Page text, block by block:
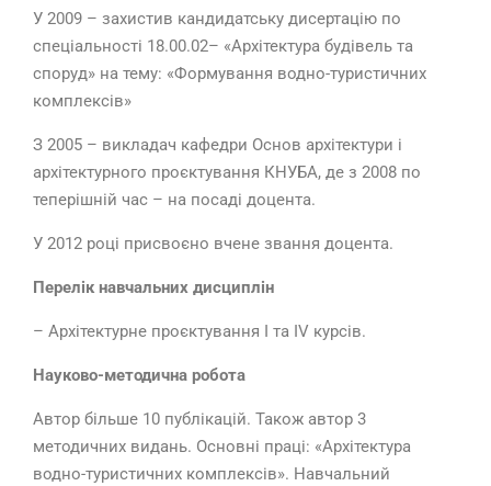
У 2009 – захистив кандидатську дисертацію по
спеціальності 18.00.02– «Архітектура будівель та
споруд» на тему: «Формування водно-туристичних
комплексів»
З 2005 – викладач кафедри Основ архітектури і
архітектурного проєктування КНУБА, де з 2008 по
теперішній час – на посаді доцента.
У 2012 році присвоєно вчене звання доцента.
Перелік навчальних дисциплін
– Архітектурне проєктування І та ІV курсів.
Науково-методична робота
Автор більше 10 публікацій. Також автор 3
методичних видань. Основні праці: «Архітектура
водно-туристичних комплексів». Навчальний